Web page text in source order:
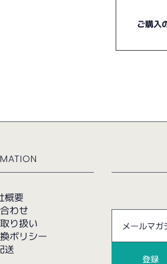
ご購入
概要
わせ
り扱い
ポリシー
送